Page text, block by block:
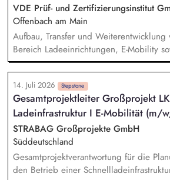
VDE Prüf- und Zertifizierungsinstitut
Offenbach am Main
Aufbau, Transfer und Weiterentwicklung
Bereich Ladeeinrichtungen, E-Mobility
regulatorischer Vorgaben, Normen und
Durchführung und Bewertung
an Ladeeinrichtungen gemäß IEC 61851.
Umsetzung von
Durchführung und Auswertung von
zwischen Ladeinfrastruktur und
Durchführung von Kundenworkshops zur
im Bereich E-Mobility.
14. Juli 2026 Stepstone
Gesamtprojektleiter Großprojekt
Ladeinfrastruktur I E-Mobilität (m/
STRABAG Großprojekte GmbH
Süddeutschland
Gesamtprojektverantwortung für die
den Betrieb einer